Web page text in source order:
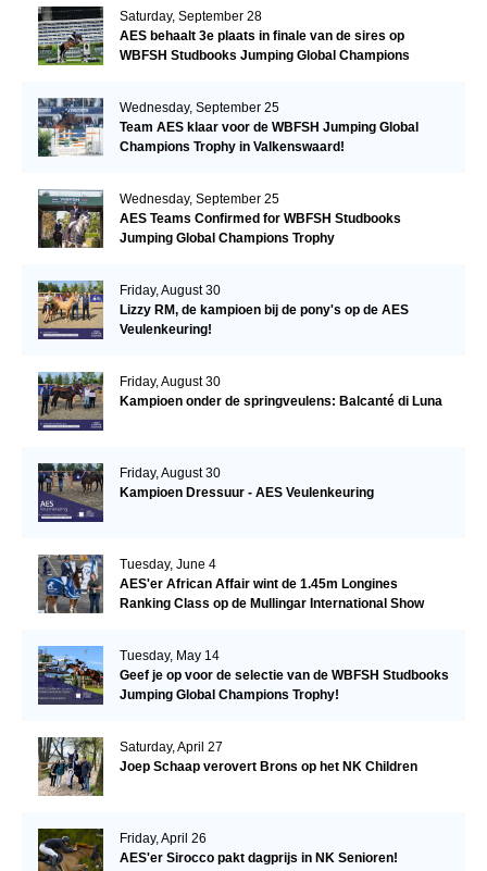
Saturday, September 28
AES behaalt 3e plaats in finale van de sires op
WBFSH Studbooks Jumping Global Champions
Wednesday, September 25
Team AES klaar voor de WBFSH Jumping Global
Champions Trophy in Valkenswaard!
Wednesday, September 25
AES Teams Confirmed for WBFSH Studbooks
Jumping Global Champions Trophy
Friday, August 30
Lizzy RM, de kampioen bij de pony's op de AES
Veulenkeuring!
Friday, August 30
Kampioen onder de springveulens: Balcanté di Luna
Friday, August 30
Kampioen Dressuur - AES Veulenkeuring
Tuesday, June 4
AES'er African Affair wint de 1.45m Longines
Ranking Class op de Mullingar International Show
Tuesday, May 14
Geef je op voor de selectie van de WBFSH Studbooks
Jumping Global Champions Trophy!
Saturday, April 27
Joep Schaap verovert Brons op het NK Children
Friday, April 26
AES'er Sirocco pakt dagprijs in NK Senioren!